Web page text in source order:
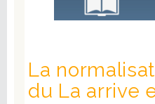
La
du La arrive